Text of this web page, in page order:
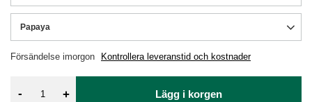
Papaya
Försändelse imorgon Kontrollera leveranstid och kostnader
- + Lägg i korgen